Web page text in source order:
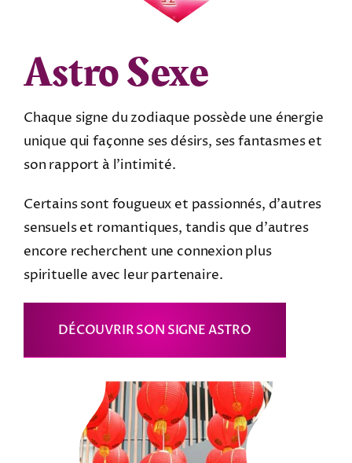
Astro Sexe
Chaque signe du zodiaque possède une énergie
unique qui façonne ses désirs, ses fantasmes et
son rapport à l’intimité.
Certains sont fougueux et passionnés, d’autres
sensuels et romantiques, tandis que d’autres
encore recherchent une connexion plus
spirituelle avec leur partenaire.
DÉCOUVRIR SON SIGNE ASTRO